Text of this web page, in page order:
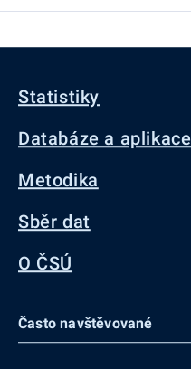
Statistiky
Databáze a aplikace
Metodika
Sběr dat
O ČSÚ
Často navštěvované